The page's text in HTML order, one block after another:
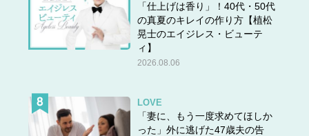
「仕上げは香り」！40代・50代
の真夏のキレイの作り方【植松
晃士のエイジレス・ビューテ
ィ】
2026.08.06
LOVE
「妻に、もう一度求めてほしか
った」外に逃げた47歳夫の告